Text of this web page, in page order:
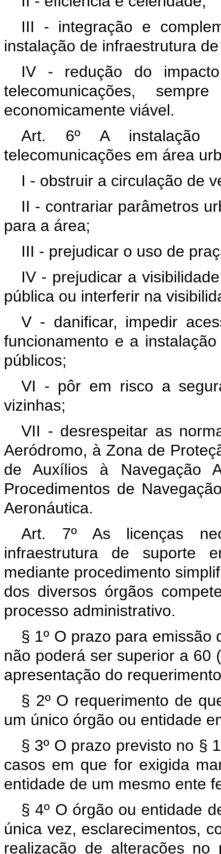
III - integração e
instalação de infraestrutura
IV - redução do
telecomunicações,
economicamente viável.
Art. 6º A instalação
telecomunicações em área
I - obstruir a circulação de
II - contrariar parâmetros
para a área;
III - prejudicar o uso de
IV - prejudicar a
pública ou interferir na
V - danificar, impedir
funcionamento e a
públicos;
VI - pôr em risco a
vizinhas;
VII - desrespeitar as
Aeródromo, à Zona de
de Auxílios à Navegação
Procedimentos de
Aeronáutica.
Art. 7º As licenças
infraestrutura de suporte
mediante procedimento
dos diversos órgãos
processo administrativo.
§ 1º O prazo para
não poderá ser superior a 60
apresentação do
§ 2º O requerimento de
um único órgão ou entidade
§ 3º O prazo previsto no §
casos em que for exigida
entidade de um mesmo ente
§ 4º O órgão ou entidade
única vez, esclarecimentos,
realização de alterações